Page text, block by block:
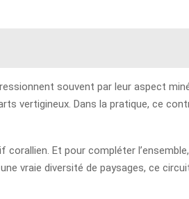
souvent par leur aspect
vertigineux. Dans la pratique, ce
Et pour compléter
vraie diversité de paysages, ce